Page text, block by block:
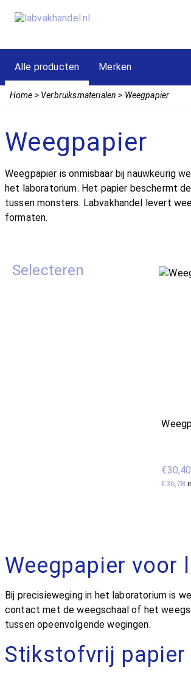
Alle producten Merken
Home Verbruiksmaterialen Weegpapier
Weegpapier
Weegpapier is onmisbaar bij nauwkeurig
het laboratorium. Het papier beschermt
tussen monsters. Labvakhandel levert
formaten.
Selecteren
€30,40
€36,78
Weegpapier voor
Bij precisieweging in het laboratorium is
contact met de weegschaal of het
tussen opeenvolgende wegingen.
Stikstofvrij